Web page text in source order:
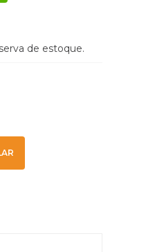
de estoque.